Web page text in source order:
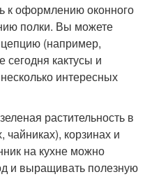
к оформлению оконного
полки. Вы можете
(например,
сегодня кактусы и
интересных
растительность в
чайниках), корзинах и
на кухне можно
и выращивать полезную